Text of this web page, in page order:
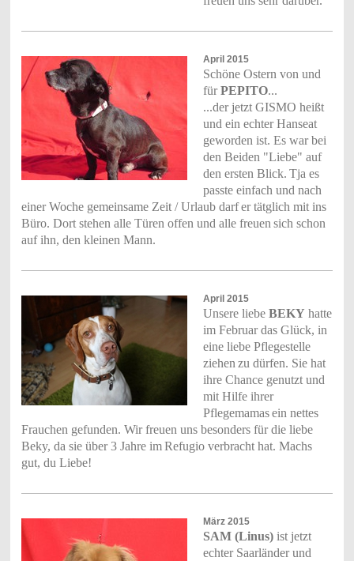
April 2015
Schöne Ostern von und
fürPEPITO...
...der jetzt GISMO heißt
und ein echter Hanseat
geworden ist. Es war bei
den Beiden "Liebe" auf
den ersten Blick. Tja es
passte einfach und nach
einer Woche gemeinsame Zeit / Urlaub darfer tätglich mit ins
Büro. Dort stehen alle Türen offen und alle freuen sich schon
auf ihn, den kleinen Mann.
April 2015
Unsere liebe BEKY hatte
im Februar das Glück, in
eine liebe Pflegestelle
ziehen zu dürfen. Sie hat
ihre Chance genutzt und
mit Hilfe ihrer
Pflegemamasein nettes
Frauchen gefunden. Wir freuen uns besonders für die liebe
Beky, da sie über 3 Jahre imRefugio verbracht hat. Machs
gut, du Liebe!
März 2015
SAM (Linus)ist jetzt
echter Saarländer und